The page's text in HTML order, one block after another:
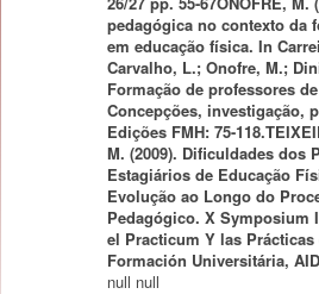
pedagógica no contexto da
em educação física. In
Carvalho, L.; Onofre, M.;
Formação de professores
Concepções, investigação,
Edições FMH: 75-
M. (2009). Dificuldades dos
Estagiários de Educação
Evolução ao Longo do
Pedagógico. X Symposium
el Practicum Y las
Formación Universitária,
null null